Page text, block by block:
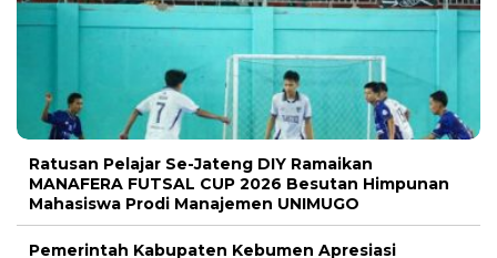
Ratusan Pelajar Se-Jateng DIY Ramaikan
MANAFERA FUTSAL CUP 2026 Besutan Himpunan
Mahasiswa Prodi Manajemen UNIMUGO
Pemerintah Kabupaten Kebumen Apresiasi